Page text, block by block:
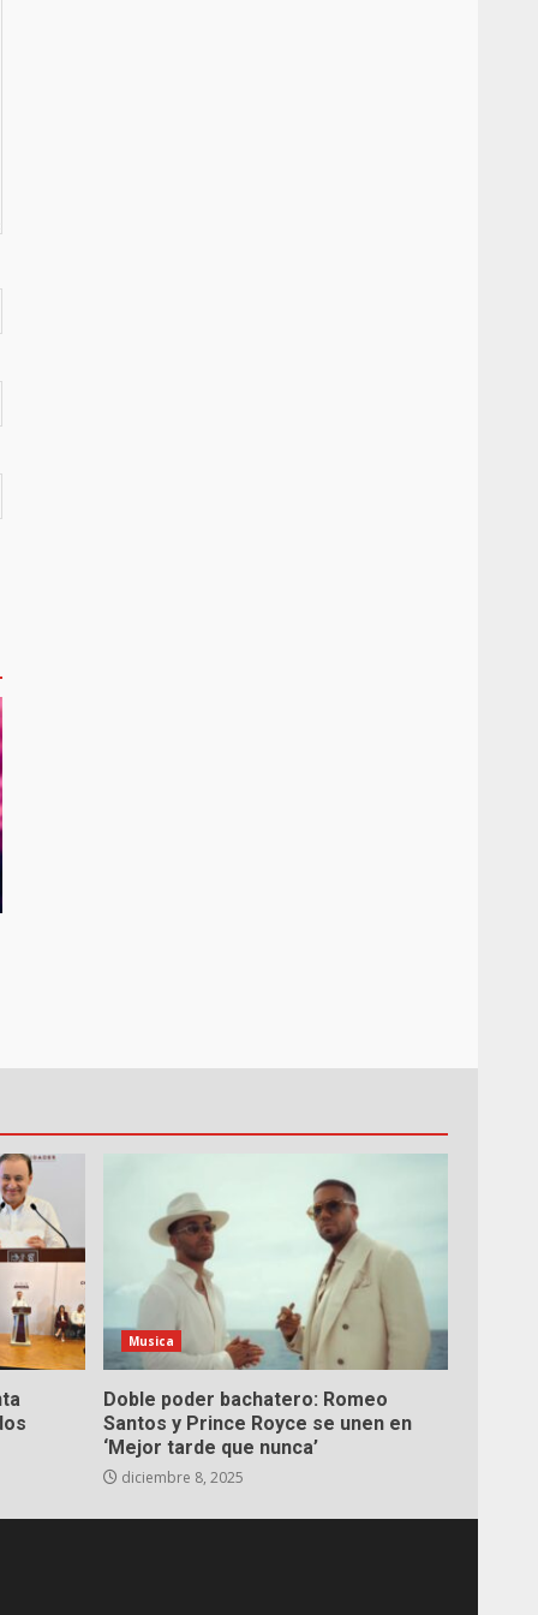
Musica
Doble poder bachatero: Romeo
Santos y Prince Royce se unen en
‘Mejor tarde que nunca’
diciembre 8, 2025